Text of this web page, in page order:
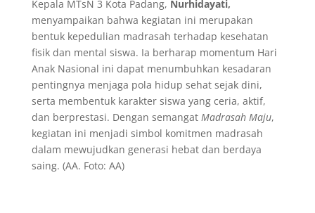
Kepala MTsN 3 Kota Padang, Nurhidayati,
menyampaikan bahwa kegiatan ini merupakan
bentuk kepedulian madrasah terhadap kesehatan
fisik dan mental siswa. Ia berharap momentum Hari
Anak Nasional ini dapat menumbuhkan kesadaran
pentingnya menjaga pola hidup sehat sejak dini,
serta membentuk karakter siswa yang ceria, aktif,
dan berprestasi. Dengan semangat Madrasah Maju,
kegiatan ini menjadi simbol komitmen madrasah
dalam mewujudkan generasi hebat dan berdaya
saing. (AA. Foto: AA)